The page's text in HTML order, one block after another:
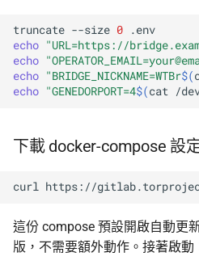
truncate --size 0
echo "URL=https://
echo
echo "BRIDGE_NICKNAME=WTBr$(
echo "GENEDORPORT=4$(cat /
下載 docker-compose 設
curl https://
這份 compose 預設開啟自動更
版，不需要額外動作。接著啟動